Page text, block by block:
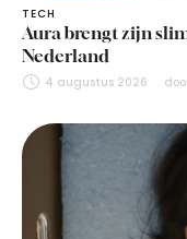
TECH
Aura brengt zijn
Nederland
4 augustus 2026